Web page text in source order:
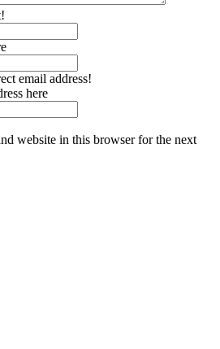
email address!
here
website in this browser for the next